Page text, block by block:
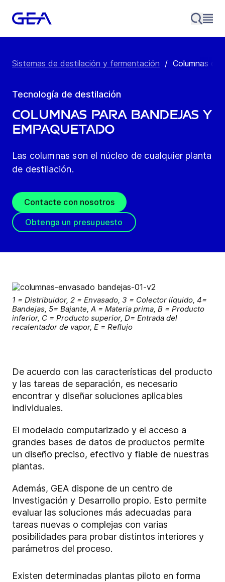
Sistemas de destilación y fermentación / Columnas de
Tecnología de destilación
Columnas para bandejas y
empaquetado
Las columnas son el núcleo de cualquier planta
de destilación.
Contacte con nosotros
Obtenga un presupuesto
1 = Distribuidor, 2 = Envasado, 3 = Colector líquido, 4=
Bandejas, 5= Bajante, A = Materia prima, B = Producto
inferior, C = Producto superior, D= Entrada del
recalentador de vapor, E = Reflujo
De acuerdo con las características del producto
y las tareas de separación, es necesario
encontrar y diseñar soluciones aplicables
individuales.
El modelado computarizado y el acceso a
grandes bases de datos de productos permite
un diseño preciso, efectivo y fiable de nuestras
plantas.
Además, GEA dispone de un centro de
Investigación y Desarrollo propio. Esto permite
evaluar las soluciones más adecuadas para
tareas nuevas o complejas con varias
posibilidades para probar distintos interiores y
parámetros del proceso.
Existen determinadas plantas piloto en forma